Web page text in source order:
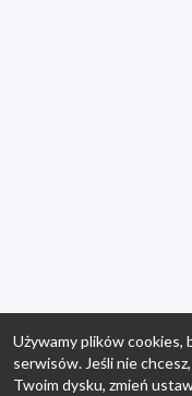
Używamy plików cookies,
serwisów. Jeśli nie
Twoim dysku, zmień